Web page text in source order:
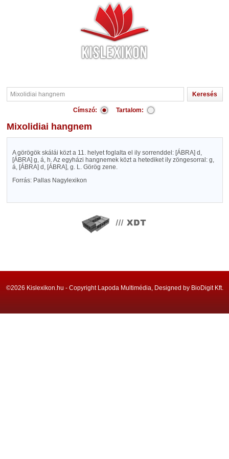
Címszó: Tartalom:
Mixolidiai hangnem
A görögök skálái közt a 11. helyet foglalta el ily sorrenddel:[ÁBRA] d,
[ÁBRA] g, á, h. Az egyházi hangnemek közt a hetediket ily zöngesorral: g,
á,[ÁBRA] d,[ÁBRA], g. L. Görög zene.
Forrás: Pallas Nagylexikon
©2026 Kislexikon.hu - Copyright Lapoda Multimédia, Designed by BioDigit Kft.